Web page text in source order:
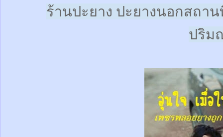
ร้านปะยาง ปะยางนอกสถา
ปริม